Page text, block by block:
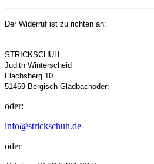
Der Widerruf ist zu richten an:
STRICKSCHUH
Judith Winterscheid
Flachsberg 10
51469 Bergisch Gladbachoder:
oder:
info@strickschuh.de
oder